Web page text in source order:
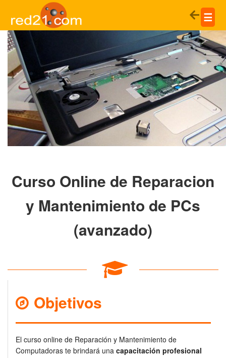
☰
Curso Online de Reparacion
y Mantenimiento de PCs
(avanzado)
Objetivos
El curso online de Reparación y Mantenimiento de
Computadoras te brindará una capacitación profesional